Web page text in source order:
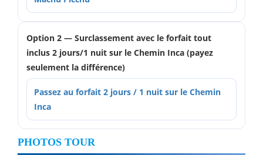
Option 2 — Surclassement avec le forfait tout
inclus 2 jours/1 nuit sur le Chemin Inca (payez
seulement la différence)
Passez au forfait 2 jours / 1 nuit sur le Chemin
Inca
PHOTOS TOUR